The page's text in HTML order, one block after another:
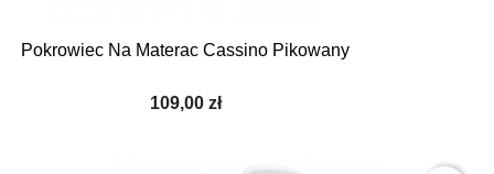
Pokrowiec Na Materac Cassino Pikowany
109,00 zł